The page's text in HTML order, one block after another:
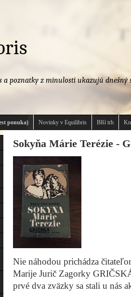
a poznatky z minulosti ukazujú dnešný
ponuka) Novinky v Equilibris Blší trh
Sokyňa Márie Terézie -
Nie náhodou prichádza
Marije Jurič Zagorky
prvé dva zväzky sa stali u nás